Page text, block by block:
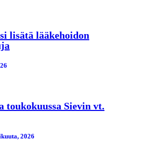
lisätä lääkehoidon
toukokuussa Sievin vt.
2026